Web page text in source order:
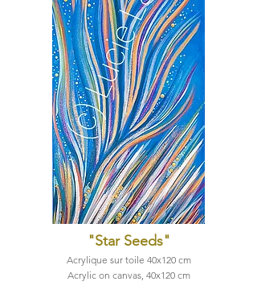
"Star Seeds"
Acrylique sur toile 40x120 cm
Acrylic on canvas, 40x120 cm